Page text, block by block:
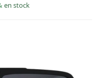
en stock